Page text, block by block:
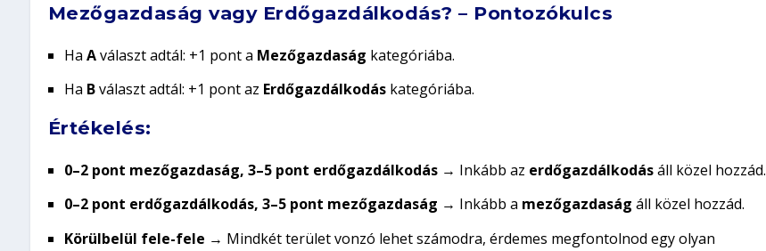
Mezőgazdaság vagy Erdőgazdálkodás? – Pontozókulcs
Ha Aválaszt adtál: +1 pont a Mezőgazdaság kategóriába.
Ha Bválaszt adtál: +1 pont az Erdőgazdálkodáskategóriába.
Értékelés:
0–2 pont mezőgazdaság, 3–5 pont erdőgazdálkodás→ Inkább az erdőgazdálkodásáll közel hozzád.
0–2 pont erdőgazdálkodás, 3–5 pont mezőgazdaság → Inkább a mezőgazdaság áll közel hozzád.
Körülbelül fele-fele → Mindkét terület vonzó lehet számodra, érdemes megfontolnod egy olyan